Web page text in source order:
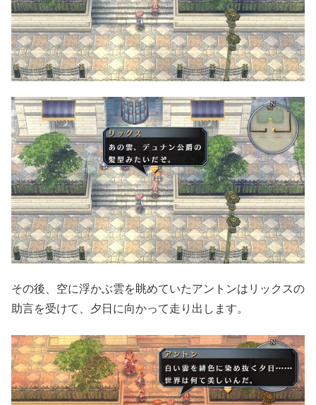
その後、空に浮かぶ雲を眺めていたアントンはリックスの
助言を受けて、夕日に向かって走り出します。